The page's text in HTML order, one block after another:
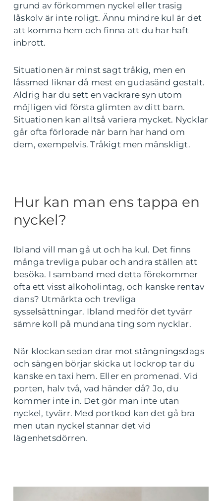
grund av förkommen nyckel eller trasig
låskolv är inte roligt. Ännu mindre kul är det
att komma hem och finna att du har haft
inbrott.
Situationen är minst sagt tråkig, men en
låssmed liknar då mest en gudasänd gestalt.
Aldrig har du sett en vackrare syn utom
möjligen vid första glimten av ditt barn.
Situationen kan alltså variera mycket. Nycklar
går ofta förlorade när barn har hand om
dem, exempelvis. Tråkigt men mänskligt.
Hur kan man ens tappa en
nyckel?
Ibland vill man gå ut och ha kul. Det finns
många trevliga pubar och andra ställen att
besöka. I samband med detta förekommer
ofta ett visst alkoholintag, och kanske rentav
dans? Utmärkta och trevliga
sysselsättningar. Ibland medför det tyvärr
sämre koll på mundana ting som nycklar.
När klockan sedan drar mot stängningsdags
och sängen börjar skicka ut lockrop tar du
kanske en taxi hem. Eller en promenad. Vid
porten, halv två, vad händer då? Jo, du
kommer inte in. Det gör man inte utan
nyckel, tyvärr. Med portkod kan det gå bra
men utan nyckel stannar det vid
lägenhetsdörren.